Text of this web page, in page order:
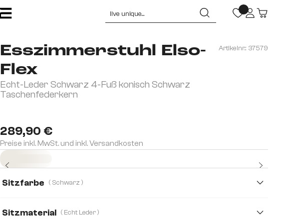
Esszimmerstuhl Elso-
Flex
Echt-Leder Schwarz 4-Fuß konisch Schwarz
Taschenfederkern
Artikelnr.: 37579
289,90 €
Preise inkl. MwSt. und inkl. Versandkosten
Sitzfarbe ( Schwarz )
Sitzmaterial ( Echt Leder )